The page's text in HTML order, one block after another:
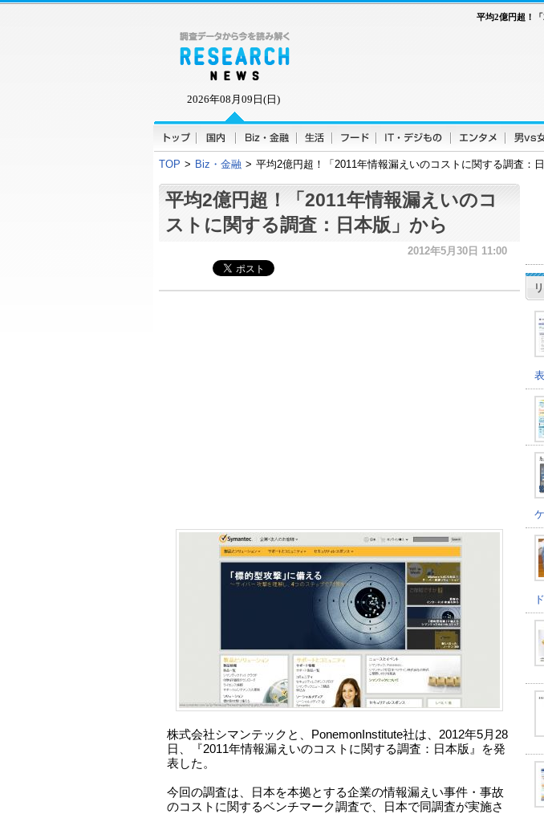
2026年08月09日(日)
平均2億円超！
TOP > Biz・金融 > 平均2億円超！「2011年情報漏えいのコストに関する調査：
平均2億円超！「2011年情報漏えいのコ
ストに関する調査：日本版」から
2012年5月30日 11:00
株式会社シマンテックと、PonemonInstitute社は、2012年5月28
日、『2011年情報漏えいのコストに関する調査：日本版』を発
表した。
今回の調査は、日本を本拠とする企業の情報漏えい事件・事故
のコストに関するベンチマーク調査で、日本で同調査が実施さ
表